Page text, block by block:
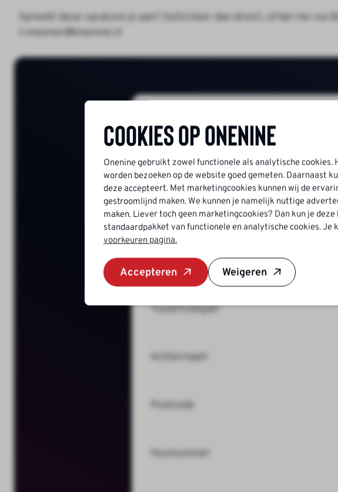
Spreekt deze vacature je aan? Solliciteer dan direct, of bel me via
n.moonen@onenine.nl
Persoonsgegevens
Voornaam
Tussenvoegsel
Achternaam
Postcode
Huisnummer
Cookies op Onenine
Onenine gebruikt zowel functionele als analytische
worden bezoeken op de website goed gemeten. Daarnaast
deze accepteert. Met marketingcookies kunnen wij de
gestroomlijnd maken. We kunnen je namelijk nuttige
maken. Liever toch geen marketingcookies? Dan kun je
standaardpakket van functionele en analytische cookies. Je
voorkeuren pagina.
Accepteren Weigeren